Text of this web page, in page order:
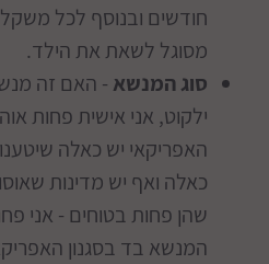
חודשים ובנוסף לכל
מסוגל לשאת את הילד.
סוג המנשא - האם זה
ילקוט, אני אישית פחות
האפריקאי יש כאלה
כאלה ואף יש מדינות
שהן פחות בטוחים - אני
המנשא בד בסגנון